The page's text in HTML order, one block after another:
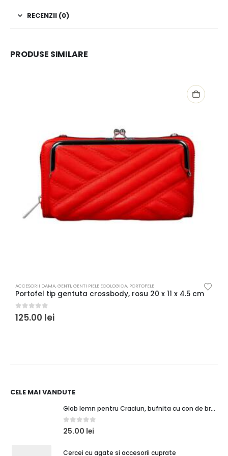
RECENZII (0)
PRODUSE SIMILARE
ACCESORII DAMA,GENTI,GENTI PIELE ECOLOGICA, PORTOFELE
Portofel tip gentuta crossbody, rosu 20 x 11 x 4.5 cm
0out of 5
125.00 lei
CELE MAI VANDUTE
Glob lemn pentru Craciun, bufnita cu con de brad
0out of 5
25.00 lei
Cercei cu agate si accesorii cuprate